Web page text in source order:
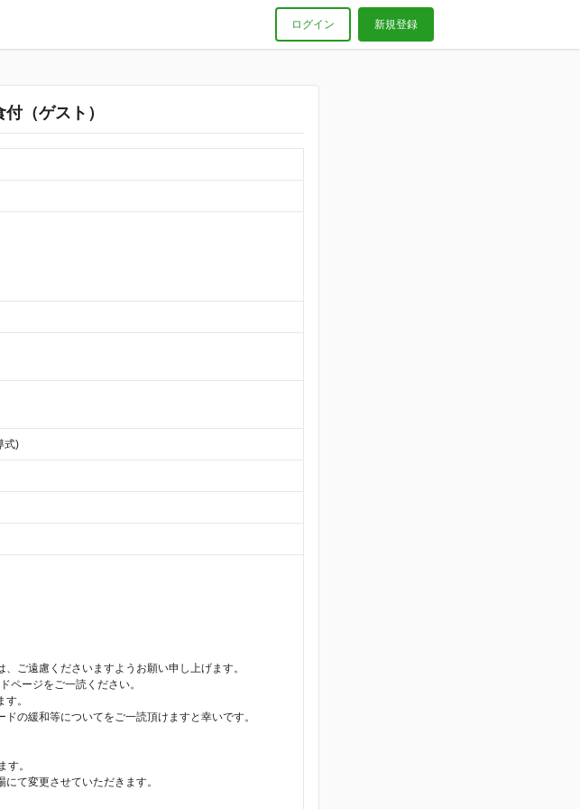
ログイン 新規登録
（ゲスト）
式)
ご遠慮くださいますようお願い申し上げます。
ページをご一読ください。
。
の緩和等についてをご一読頂けますと幸いです。
。
て変更させていただきます。